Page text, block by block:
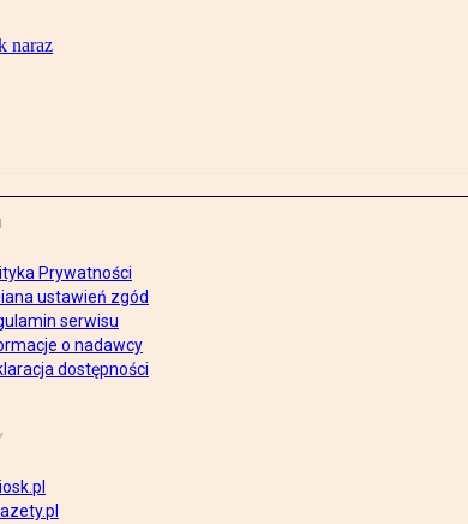
naraz
Prywatności
ustawień zgód
serwisu
o nadawcy
dostępności